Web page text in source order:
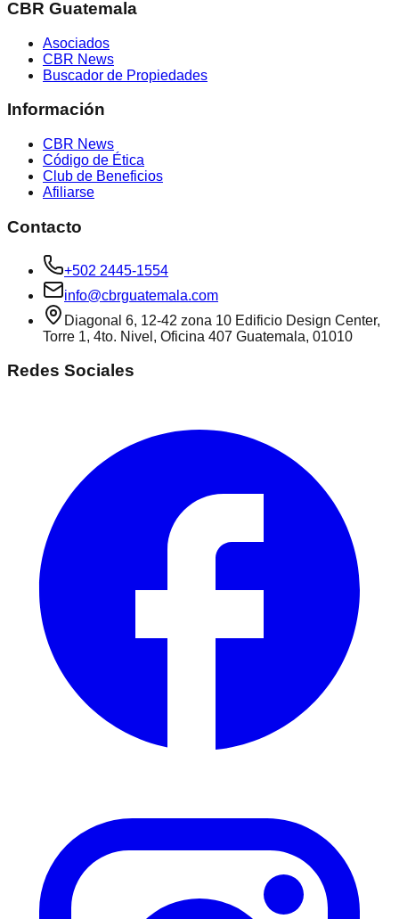
CBR Guatemala
Asociados
CBR News
Buscador de Propiedades
Información
CBR News
Código de Ética
Club de Beneficios
Afiliarse
Contacto
+502 2445-1554
info@cbrguatemala.com
Diagonal 6, 12-42 zona 10 Edificio Design Center,
Torre 1, 4to. Nivel, Oficina 407 Guatemala, 01010
Redes Sociales